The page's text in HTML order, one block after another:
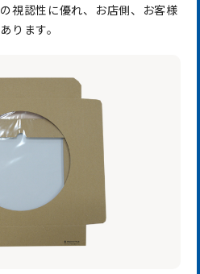
視認性に優れ、お店側、お客様
ります。